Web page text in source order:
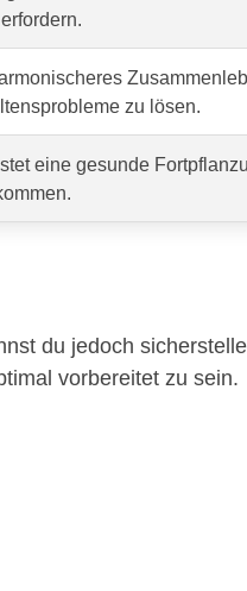
zu lösen.
eine gesunde
du jedoch
vorbereitet zu sein.